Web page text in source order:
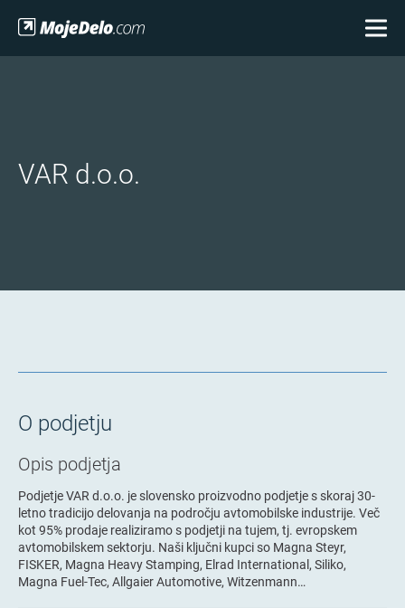
VAR d.o.o.
O podjetju
Opis podjetja
Podjetje VAR d.o.o. je slovensko proizvodno podjetje s skoraj 30-
letno tradicijo delovanja na področju avtomobilske industrije. Več
kot 95% prodaje realiziramo s podjetji na tujem, tj. evropskem
avtomobilskem sektorju. Naši ključni kupci so Magna Steyr,
FISKER, Magna Heavy Stamping, Elrad International, Siliko,
Magna Fuel-Tec, Allgaier Automotive, Witzenmann…